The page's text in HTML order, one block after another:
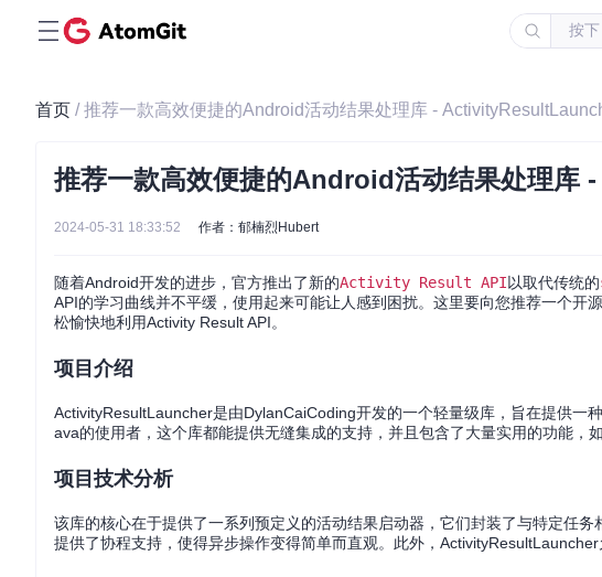
按下
首页 / 推荐一款高效便捷的Android活动结果处理库 -
推荐一款高效便捷的Android活动结果处理
2024-05-31 18:33:52 作者：郁楠烈Hubert
随着Android开发的进步，官方推出了新的Activity Result API以取代传统的
API的学习曲线并不平缓，使用起来可能让人感到困扰。这里要向您推荐一个
松愉快地利用Activity Result API。
项目介绍
ActivityResultLauncher是由DylanCaiCoding开发的一个轻量级库，旨在提供一
ava的使用者，这个库都能提供无缝集成的支持，并且包含了大量实用的功能，
项目技术分析
该库的核心在于提供了一系列预定义的活动结果启动器，它们封装了与特定任
提供了协程支持，使得异步操作变得简单而直观。此外，